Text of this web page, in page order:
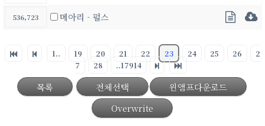
536,723 메아리 - 펄스
1.. 19 20 21 22 23 24 25 26
2
7
28 ..17914
목록 전체선택
윈앰프다운로드
Overwrite